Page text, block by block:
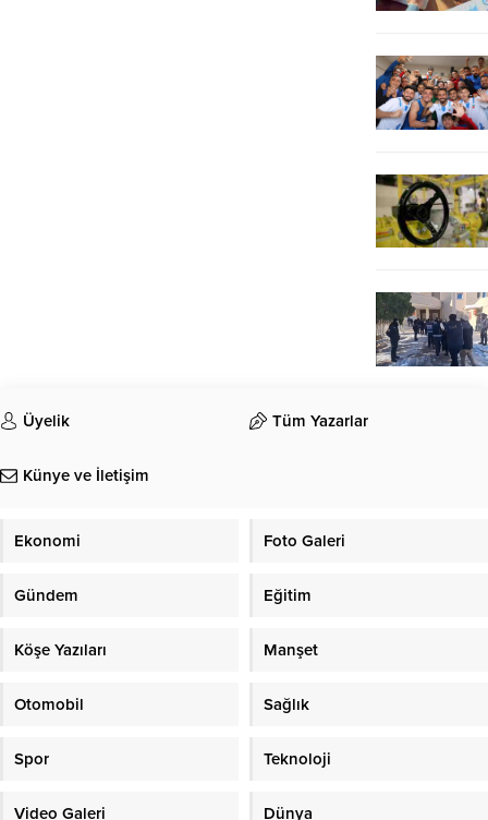
Üyelik Tüm Yazarlar
Künye ve İletişim
Ekonomi Foto Galeri
Gündem Eğitim
Köşe Yazıları Manşet
Otomobil Sağlık
Spor Teknoloji
Video Galeri Dünya